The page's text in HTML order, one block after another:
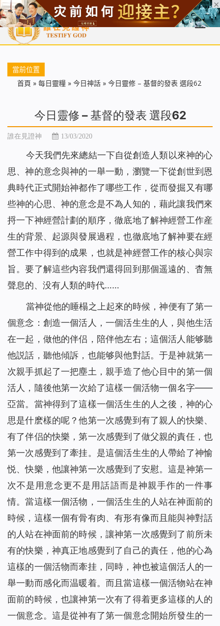
首頁 每日靈糧 天國福音 基督徒見證 信仰解答 聖經
當前位置
首頁 » 每日靈糧 » 今日神話 » 今日靈修 – 基督的發表 選段62
今日靈修 – 基督的發表 選段62
誰在見證神 13/03/2020
今天我們先來總結一下自從創造人類以來神的心
思、神的意念與神的一舉一動，瀏覽一下從創世到恩
典時代正式開始神都作了哪些工作，從而發掘又有哪
些神的心思、神的意念是不為人知的，藉此讓我們來
捋一下神經營計劃的順序，徹底地了解神經營工作産
生的背景、起源與發展過程，也徹底地了解神要在經
營工作中得到的成果，也就是神經營工作的核心與宗
旨。要了解這些内容我們還得回到那個遥遠的、杳無
聲息的、没有人類的時代……
當神從他的睡榻之上起來的時候，神便有了第一
個意念：創造一個活人，一個活生生的人，與他生活
在一起，做他的伴侣，陪伴他左右；這個活人能够聽
他説話，聽他傾訴，也能够與他對話。于是神就第一
次親手抓起了一把塵土，親手造了他心目中的第一個
活人，隨後他第一次給了這樣一個活物一個名字——
亞當。當神得到了這樣一個活生生的人之後，神的心
思是什麽樣的呢？他第一次感覺到有了親人的快樂、
有了伴侣的快樂，第一次感覺到了做父親的責任，也
第一次感覺到了牽挂。是這個活生生的人帶給了神愉
悦、快樂，他讓神第一次感覺到了安慰。這是神第一
次不是用意念更不是用話語而是神親手作的一件事
情。當這樣一個活物，一個活生生的人站在神面前的
時候，這樣一個有骨有肉、有形有像而且能與神對話
的人站在神面前的時候，讓神第一次感覺到了前所未
有的快樂，神真正地感覺到了自己的責任，他的心為
這樣的一個活物而牽挂，同時，神也被這個活人的一
舉一動而感化而温暖着。而且當這樣一個活物站在神
面前的時候，也讓神第一次有了得着更多這樣的人的
一個意念。這是從神有了第一個意念開始所發生的一